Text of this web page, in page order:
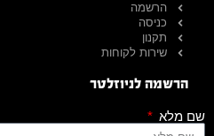
הרשמה
כניסה
תקנון
שירות לקוחות
הרשמה לניוזלטר
שם מלא